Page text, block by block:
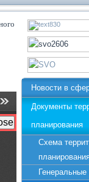
Новости в
Документы
планирования
Схема